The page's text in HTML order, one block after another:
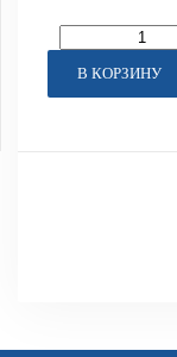
В КОРЗИНУ